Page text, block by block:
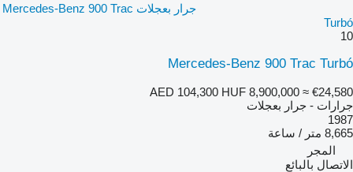
جرار بعجلات Mercedes-Benz 900 Trac
Turbó
10
Mercedes-Benz 900 Trac Turbó
AED 104,300 HUF 8,900,000 ≈ €24,580
جرارات - جرار بعجلات
1987
8,665 متر / ساعة
المجر
الاتصال بالبائع